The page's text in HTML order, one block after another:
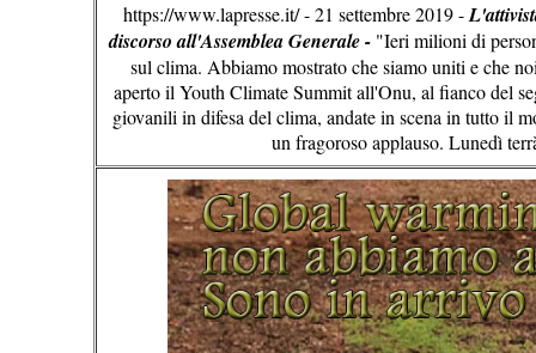
https://www.lapresse.it/ - 21 settembre 2019 -
discorso all'Assemblea Generale - "Ieri milioni di
sul clima. Abbiamo mostrato che siamo uniti e che
aperto il Youth Climate Summit all'Onu, al fianco del
giovanili in difesa del clima, andate in scena in tutto il
un fragoroso applauso. Lunedì